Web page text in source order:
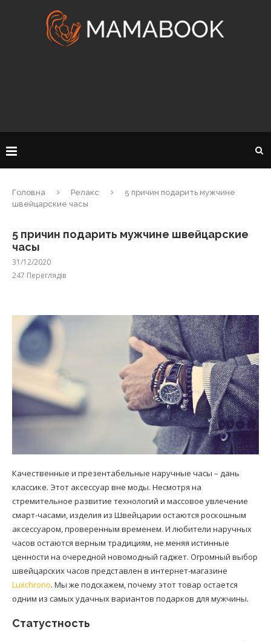
Головна Релакс
5 причин подарить мужчине
швейцарские часы
5 причин подарить мужчине швейцарские
часы
31/12/2020
247 Переглядів
Качественные и презентабельные наручные часы – дань
классике. Этот аксессуар вне моды. Несмотря на
стремительное развитие технологий и массовое увлечение
смарт-часами, изделия из Швейцарии остаются роскошным
аксессуаром, проверенным временем. И любители наручных
часов остаются верным традициям, не меняя истинные
ценности на очередной новомодный гаджет. Огромный выбор
швейцарских часов представлен в интернет-магазине
Luxchrono. Мы же подскажем, почему этот товар остается
одним из самых удачных вариантов подарков для мужчины.
Статустность